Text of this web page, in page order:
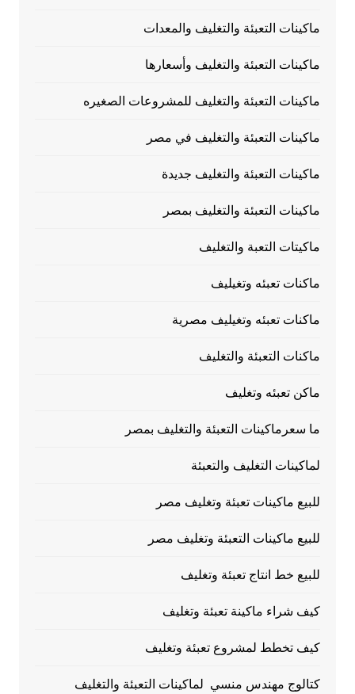
ماكينات التعبئة والتغليف والمعدات
ماكينات التعبئة والتغليف وأسعارها
ماكينات التعبئة والتغليف للمشروعات الصغيره
ماكينات التعبئة والتغليف في مصر
ماكينات التعبئة والتغليف جديدة
ماكينات التعبئة والتغليف بمصر
ماكيتات التعبة والتغليف
ماكنات تعبئه وتغيليف
ماكنات تعبئه وتغيليف مصرية
ماكنات التعبئة والتغليف
ماكن تعبئه وتغليف
ما سعرماكينات التعبئة والتغليف بمصر
لماكينات التغليف والتعبئة
للبيع ماكينات تعبئة وتغليف مصر
للبيع ماكينات التعبئة وتغليف مصر
للبيع خط انتاج تعبئة وتغليف
كيف شراء ماكينة تعبئة وتغليف
كيف تخطط لمشروع تعبئة وتغليف
كتالوج مهندس منسي لماكينات التعبئة والتغليف